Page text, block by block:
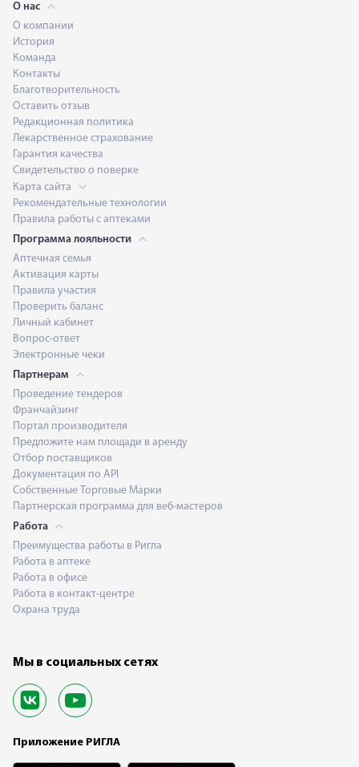
О нас
О компании
История
Команда
Контакты
Благотворительность
Оставить отзыв
Редакционная политика
Лекарственное страхование
Гарантия качества
Свидетельство о поверке
Карта сайта
Рекомендательные технологии
Правила работы с аптеками
Программа лояльности
Аптечная семья
Активация карты
Правила участия
Проверить баланс
Личный кабинет
Вопрос-ответ
Электронные чеки
Партнерам
Проведение тендеров
Франчайзинг
Портал производителя
Предложите нам площади в аренду
Отбор поставщиков
Документация по API
Собственные Торговые Марки
Партнерская программа для веб-мастеров
Работа
Преимущества работы в Ригла
Работа в аптеке
Работа в офисе
Работа в контакт-центре
Охрана труда
Мы в социальных сетях
Приложение РИГЛА